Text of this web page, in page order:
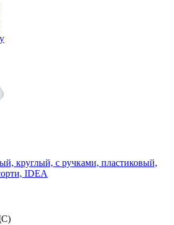
круглый, с ручками, пластиковый,
IDEA